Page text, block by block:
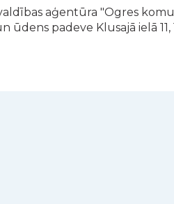
aģentūra "Ogres
ūdens padeve Klusajā ielā